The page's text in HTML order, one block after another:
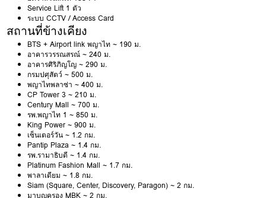
Service Lift 1 ตัว
ระบบ CCTV / Access Card
สถานที่ข้างเคียง
BTS + Airport link พญาไท ~ 190 ม.
อาคารวรรณสรณ์ ~ 240 ม.
อาคารศิริภิญโญ ~ 290 ม.
กรมปศุสัตว์ ~ 500 ม.
พญาไทพลาซ่า ~ 400 ม.
CP Tower 3 ~ 210 ม.
Century Mall ~ 700 ม.
รพ.พญาไท 1 ~ 850 ม.
King Power ~ 900 ม.
เซ็นเตอร์วัน ~ 1.2 กม.
Pantip Plaza ~ 1.4 กม.
รพ.รามาธิบดี ~ 1.4 กม.
Platinum Fashion Mall ~ 1.7 กม.
พาลาเดียม ~ 1.8 กม.
Siam (Square, Center, Discovery, Paragon) ~ 2 กม.
มาบุญครอง MBK ~ 2 กม.